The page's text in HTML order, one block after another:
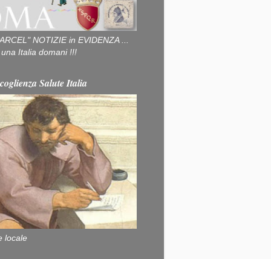
NOTIZIE in EVIDENZA ...
Italia domani !!!
Salute Italia
locale